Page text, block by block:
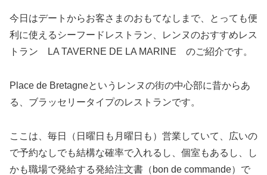
今日はデートからお客さまのおもてなしまで、とっても便
利に使えるシーフードレストラン、レンヌのおすすめレス
トラン LA TAVERNE DE LA MARINE のご紹介です。
Place de Bretagneというレンヌの街の中心部に昔からあ
る、ブラッセリータイプのレストランです。
ここは、毎日（日曜日も月曜日も）営業していて、広いの
で予約なしでも結構な確率で入れるし、個室もあるし、し
かも職場で発給する発給注文書（bon de commande）で